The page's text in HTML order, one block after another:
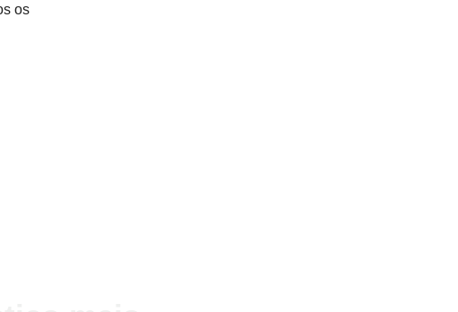
os